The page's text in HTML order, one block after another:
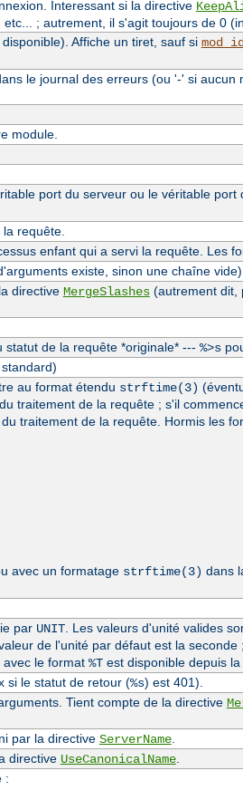
Interessant si la directive
; autrement, il s'agit toujours de 0
Affiche un tiret, sauf si
le journal des erreurs (ou '-' si
module.
port du serveur ou le véritable port
requête.
enfant qui a servi la requête. Les
existe, sinon une chaîne vide)
directive MergeSlashes(autrement dit,
de la requête *originale* --- %>s
au format étendu strftime(3)
traitement de la requête ; s'il
traitement de la requête. Hormis les
avec un formatage strftime(3) dans
par UNIT. Les valeurs d'unité valides
de l'unité par défaut est la seconde
le format %Test disponible depuis la
si le statut de retour (%s) est 401).
Tient compte de la directive
par la directive ServerName.
directive UseCanonicalName.
: